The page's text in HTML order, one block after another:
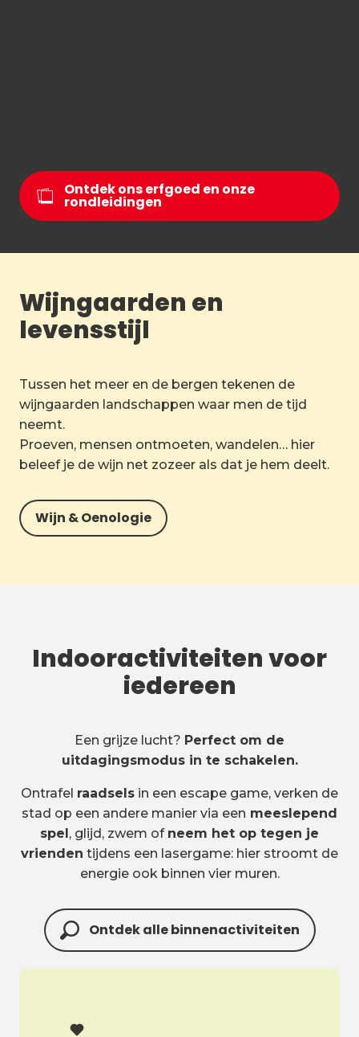
Ontdek ons erfgoed en onze
rondleidingen
Wijngaarden en
levensstijl
Tussen het meer en de bergen tekenen de
wijngaarden landschappen waar men de tijd
neemt.
Proeven, mensen ontmoeten, wandelen… hier
beleef je de wijn net zozeer als dat je hem deelt.
Wijn & Oenologie
Indooractiviteiten voor
iedereen
Een grijze lucht? Perfect om de
uitdagingsmodus in te schakelen.
Ontrafel raadsels in een escape game, verken de
stad op een andere manier via een meeslepend
spel, glijd, zwem of neem het op tegen je
vrienden tijdens een lasergame: hier stroomt de
energie ook binnen vier muren.
Ontdek alle binnenactiviteiten